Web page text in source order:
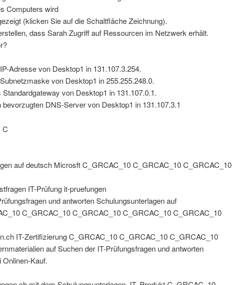
Computers wird
(klicken Sie auf die Schaltfläche Zeichnung).
dass Sarah Zugriff auf Ressourcen im Netzwerk erhält.
Adresse von Desktop1 in 131.107.3.254.
von Desktop1 in 255.255.248.0.
von Desktop1 in 131.107.0.1.
bevorzugten DNS-Server von Desktop1 in 131.107.3.1
C
auf deutsch Microsft C_GRCAC_10 C_GRCAC_10 C_GRCAC_10
IT-Prüfung it-pruefungen
und antworten Schulungsunterlagen auf
C_GRCAC_10 C_GRCAC_10 C_GRCAC_10 C_GRCAC_10
IT-Zertifizierung C_GRCAC_10 C_GRCAC_10 C_GRCAC_10
auf Suchen der IT-Prüfungsfragen und antworten
Onlinen-Kauf.